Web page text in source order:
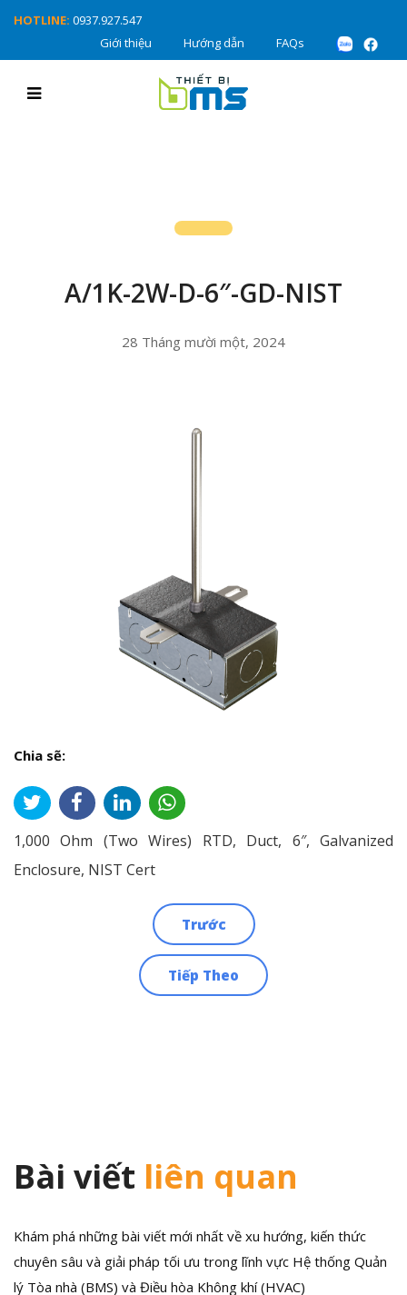
HOTLINE: 0937.927.547
Giới thiệu
Hướng dẫn FAQs
A/1K-2W-D-6″-GD-NIST
28 Tháng mười một, 2024
Chia sẽ:
1,000 Ohm (Two Wires) RTD, Duct, 6″, Galvanized
Enclosure, NIST Cert
Trước
Tiếp Theo
Bài viết liên quan
Khám phá những bài viết mới nhất về xu hướng, kiến thức
chuyên sâu và giải pháp tối ưu trong lĩnh vực Hệ thống Quản
lý Tòa nhà (BMS) và Điều hòa Không khí (HVAC)